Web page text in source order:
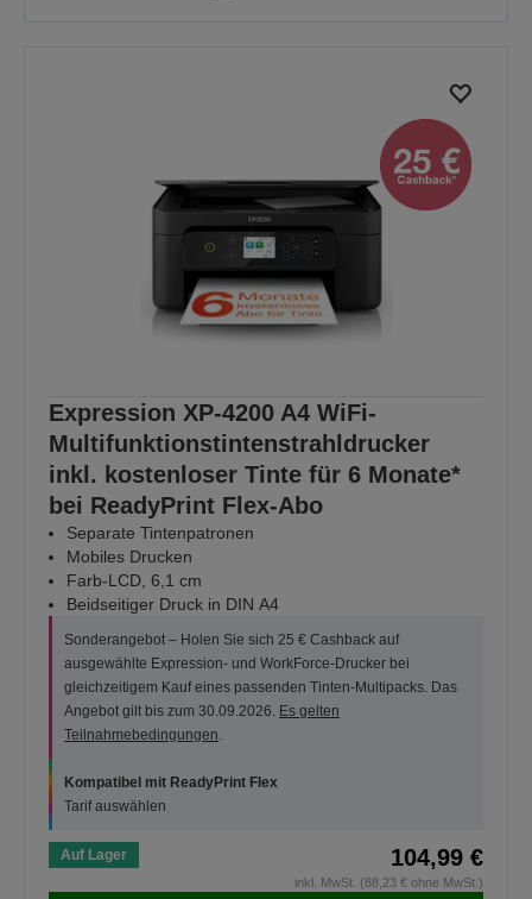
Expression XP-4200 A4 WiFi-
Multifunktionstintenstrahldrucker
inkl. kostenloser Tinte für 6 Monate*
bei ReadyPrint Flex-Abo
Separate Tintenpatronen
Mobiles Drucken
Farb-LCD, 6,1 cm
Beidseitiger Druck in DIN A4
Sonderangebot – Holen Sie sich 25 € Cashback auf
ausgewählte Expression- und WorkForce-Drucker bei
gleichzeitigem Kauf eines passenden Tinten-Multipacks. Das
Angebot gilt bis zum 30.09.2026. Es gelten
Teilnahmebedingungen.
Kompatibel mit ReadyPrint Flex
Tarif auswählen
Auf Lager 104,99 €
inkl. MwSt. (88,23 € ohne MwSt.)